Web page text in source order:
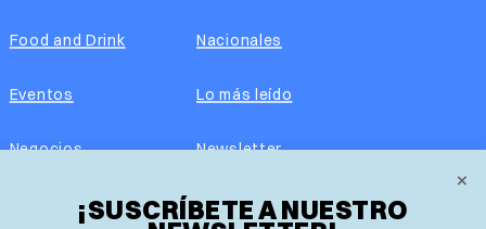
×
¡SUSCRÍBETE A NUESTRO
Food and Drink
Eventos
Negocios
Real Estate
Nacionales
Lo más leído
Newsletter
Edición impresa